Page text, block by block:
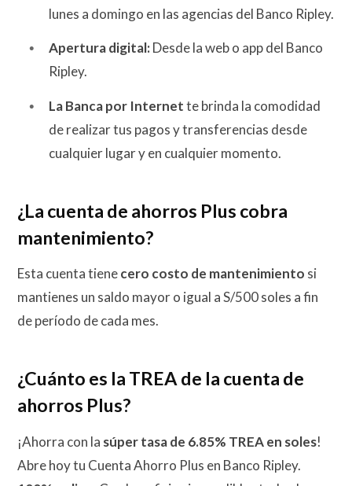
lunes a domingo en las agencias del Banco Ripley.
Apertura digital:Desde la web o app del Banco
Ripley.
La Banca por Internette brinda la comodidad
de realizar tus pagos y transferencias desde
cualquier lugar y en cualquier momento.
¿La cuenta de ahorros Plus cobra
mantenimiento?
Esta cuenta tienecero costo de mantenimiento si
mantienes un saldo mayor o igual a S/500 soles a fin
de período de cada mes.
¿Cuánto es la TREA de la cuenta de
ahorros Plus?
¡Ahorra con la súper tasa de 6.85% TREA en soles!
Abre hoy tu Cuenta Ahorro Plus en Banco Ripley.